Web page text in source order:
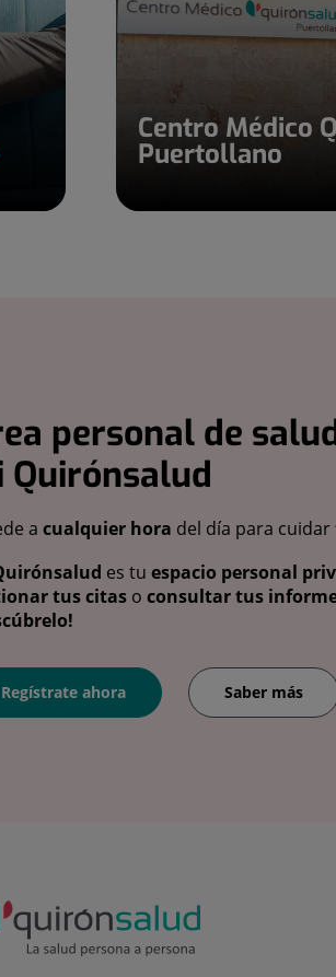
Centro Médico
Puertollano
personal de
Quirónsalud
a cualquier hora del día para cuidar
es tu espacio personal
tus citas o consultar tus
Regístrate ahora Saber más